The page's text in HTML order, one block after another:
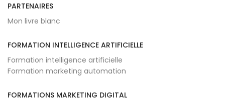
PARTENAIRES
Mon livre blanc
FORMATION INTELLIGENCE ARTIFICIELLE
Formation intelligence artificielle
Formation marketing automation
FORMATIONS MARKETING DIGITAL